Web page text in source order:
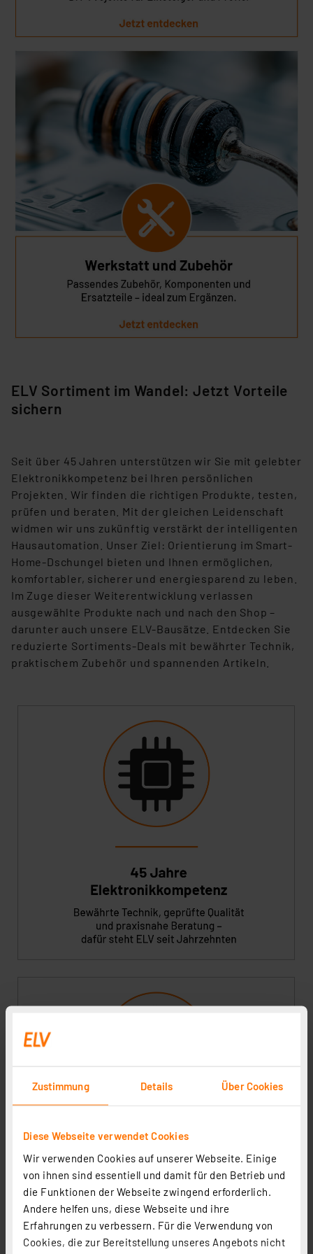
Zustimmung Details Über Cookies
Diese Webseite verwendet Cookies
Wir verwenden Cookies auf unserer Webseite. Einige
von ihnen sind essentiell und damit für den Betrieb und
die Funktionen der Webseite zwingend erforderlich.
Andere helfen uns, diese Webseite und ihre
Erfahrungen zu verbessern. Für die Verwendung von
Cookies, die zur Bereitstellung unseres Angebots nicht
ELV Sortiment im Wandel: Jetzt Vorteile
sichern
Seit über 45 Jahren unterstützen wir Sie mit gelebter
Elektronikkompetenz bei Ihren persönlichen
Projekten. Wir finden die richtigen Produkte, testen,
prüfen und beraten. Mit der gleichen Leidenschaft
widmen wir uns zukünftig verstärkt der intelligenten
Hausautomation. Unser Ziel: Orientierung im Smart-
Home-Dschungel bieten und Ihnen ermöglichen,
komfortabler, sicherer und energiesparend zu leben.
Im Zuge dieser Weiterentwicklung verlassen
ausgewählte Produkte nach und nach den Shop –
darunter auch unsere ELV-Bausätze. Entdecken Sie
reduzierte Sortiments-Deals mit bewährter Technik,
praktischem Zubehör und spannenden Artikeln.